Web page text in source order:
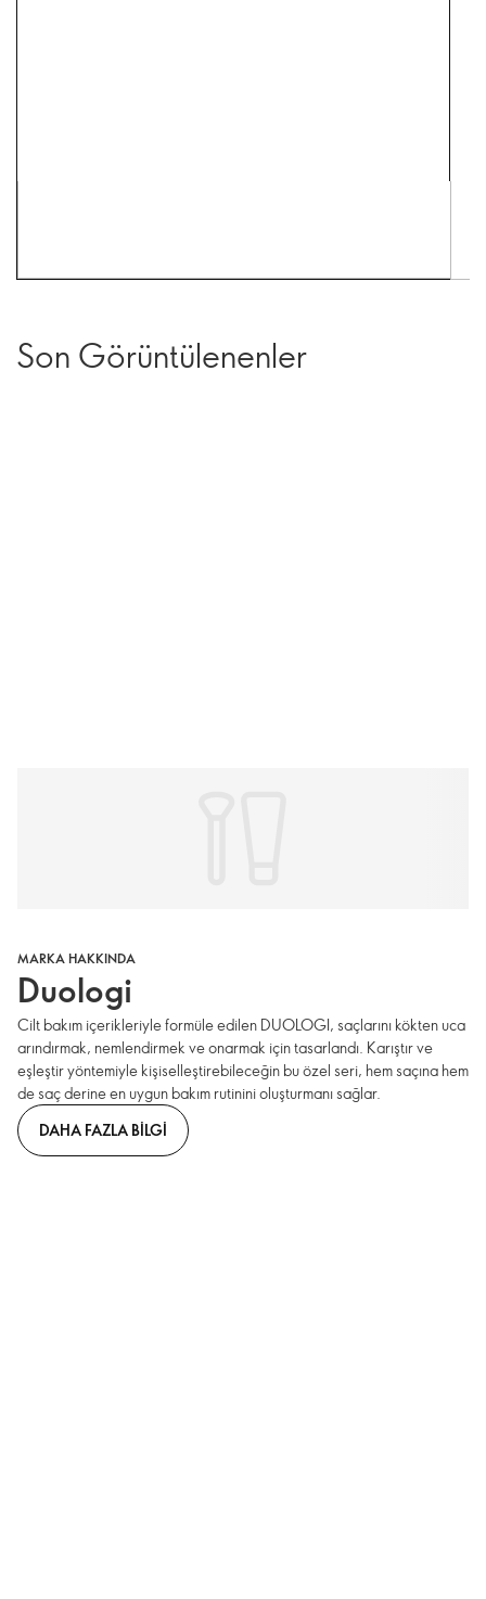
Son Görüntülenenler
MARKA HAKKINDA
Duologi
Cilt bakım içerikleriyle formüle edilen DUOLOGI, saçlarını kökten uca
arındırmak, nemlendirmek ve onarmak için tasarlandı. Karıştır ve
eşleştir yöntemiyle kişiselleştirebileceğin bu özel seri, hem saçına hem
de saç derine en uygun bakım rutinini oluşturmanı sağlar.
DAHA FAZLA BILGI